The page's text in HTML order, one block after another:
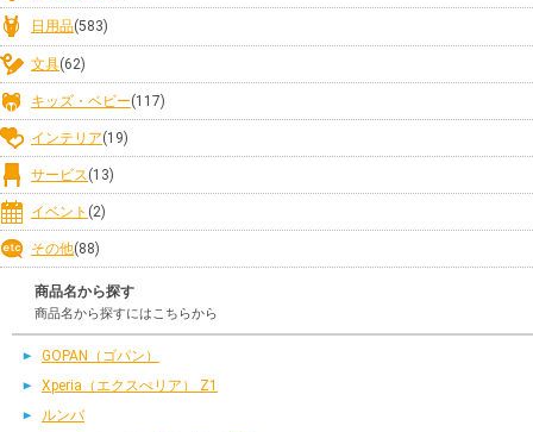
日用品(583)
文具(62)
キッズ・ベビー(117)
インテリア(19)
サービス(13)
イベント (2)
その他(88)
商品名から探す
商品名から探すにはこちらから
GOPAN（ゴパン）
Xperia（エクスぺリア） Z1
ルンバ